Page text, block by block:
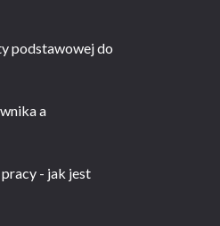
podstawowej do
a
- jak jest